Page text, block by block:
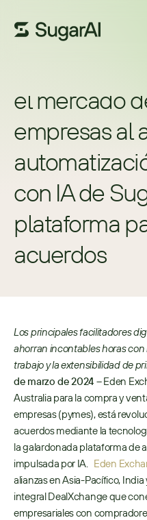
el mercado
empresas al
con IA de
plataforma
acuerdos
Los principales facilitadores
ahorran incontables horas
trabajo y la extensibilidad de
de marzo de 2024 – Eden
Australia para la compra y
empresas (pymes), está
acuerdos mediante la
la galardonada plataforma de
impulsada por IA. Eden
alianzas en Asia-Pacífico,
integral DealXchange que
empresariales con